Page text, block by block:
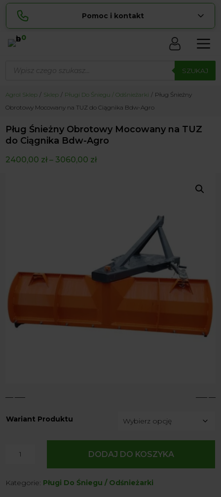
Pomoc i kontakt
Lucyna
pokaż numer
534 853 ... pokaż numer
biuro@ ... pokaż e-mail
0
produktów SZUKAJ
Agrol Sklep Sklep Pługi Do Śniegu / Odśnieżarki
Pług Śnieżny
Obrotowy Mocowany na TUZ do Ciągnika Bdw-Agro
Pług Śnieżny Obrotowy Mocowany na TUZ
do Ciągnika Bdw-Agro
2400,00 zł– 3060,00 zł
4 5
Wariant Produktu
Obrotowy
DODAJ DO KOSZYKA
Kategorie: Pługi Do Śniegu / Odśnieżarki